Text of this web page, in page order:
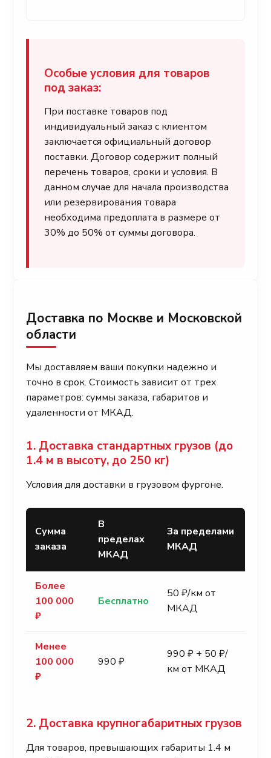
Особые условия для товаров
под заказ:
При поставке товаров под
индивидуальный заказ с клиентом
заключается официальный договор
поставки. Договор содержит полный
перечень товаров, сроки и условия. В
данном случае для начала производства
или резервирования товара
необходима предоплата в размере от
30% до 50% от суммы договора.
Доставка по Москве и Московской
области
Мы доставляем ваши покупки надежно и
точно в срок. Стоимость зависит от трех
параметров: суммы заказа, габаритов и
удаленности от МКАД.
1. Доставка стандартных грузов (до
1.4 м в высоту, до 250 кг)
Условия для доставки в грузовом фургоне.
Сумма
заказа
В
пределах
МКАД
За пределами
МКАД
Более
100 000
₽
Бесплатно
50 ₽/км от
МКАД
Менее
100 000
₽
990 ₽
990 ₽ + 50 ₽/
км от МКАД
2. Доставка крупногабаритных грузов
Для товаров, превышающих габариты 1.4 м